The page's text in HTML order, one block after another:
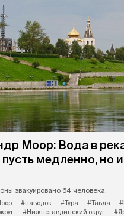
Моор: Вода в
пусть медленно, но
эвакуировано 64 человека.
#паводок #Тура #Тавда
#Нижнетавдинский округ